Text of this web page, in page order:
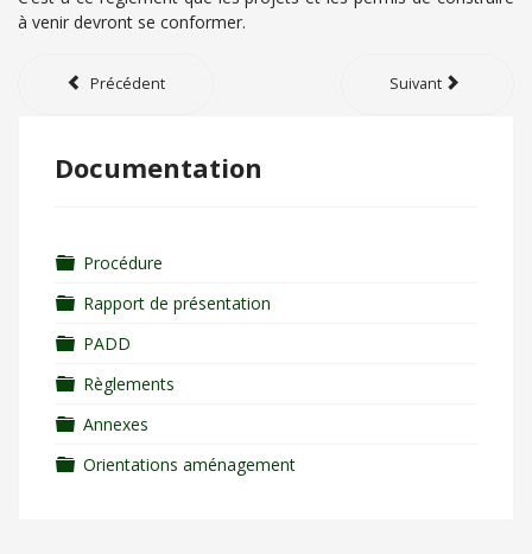
à venir devront se conformer.
Précédent Suivant
Documentation
Dossier
Procédure
Dossier
Rapport de présentation
Dossier
PADD
Dossier
Règlements
Dossier
Annexes
Dossier
Orientations aménagement